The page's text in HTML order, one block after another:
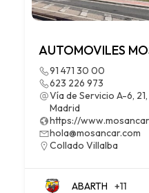
AUTOMOVILES
91 471 30 00
623 226 973
Vía de Servicio A-6,
Madrid
https://
hola@mosancar.com
Collado Villalba
ABARTH +11